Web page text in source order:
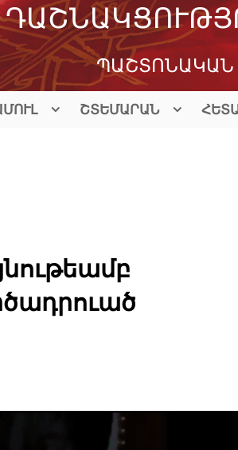
ՊԱՇՏՈՆԱԿԱՆ
ՇՏԵՄԱՐԱՆ